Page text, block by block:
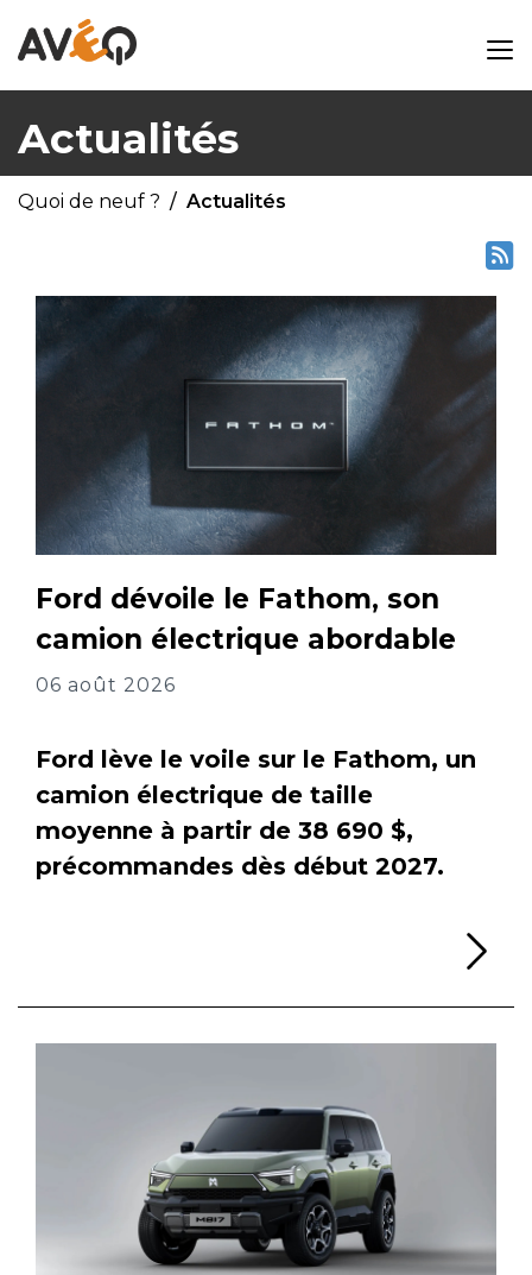
Actualités
Quoi de neuf ? Actualités
Ford dévoile le Fathom, son
camion électrique abordable
06 août 2026
Ford lève le voile sur le Fathom, un
camion électrique de taille
moyenne à partir de 38 690 $,
précommandes dès début 2027.